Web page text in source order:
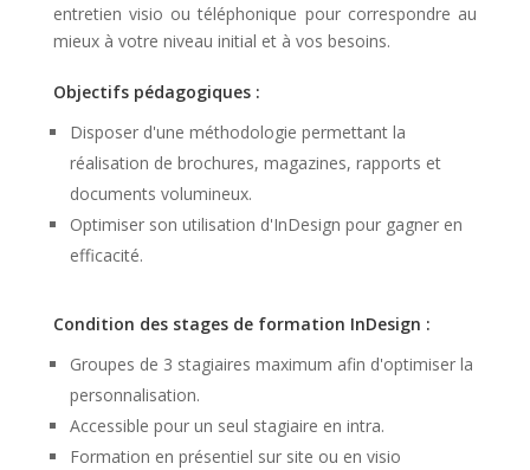
entretien visio ou téléphonique pour correspondre au
mieux à votre niveau initial et à vos besoins.
Objectifs pédagogiques :
Disposer d'une méthodologie permettant la
réalisation de brochures, magazines, rapports et
documents volumineux.
Optimiser son utilisation d'InDesign pour gagner en
efficacité.
Condition des stages de formation InDesign :
Groupes de 3 stagiaires maximum afin d'optimiser la
personnalisation.
Accessible pour un seul stagiaire en intra.
Formation en présentiel sur site ou en visio